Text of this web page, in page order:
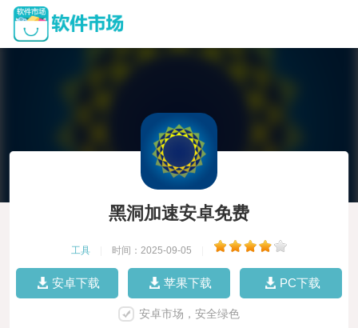
黑洞加速安卓免费
工具 时间：2025-09-05
安卓下载 苹果下载 PC下载
安卓市场，安全绿色